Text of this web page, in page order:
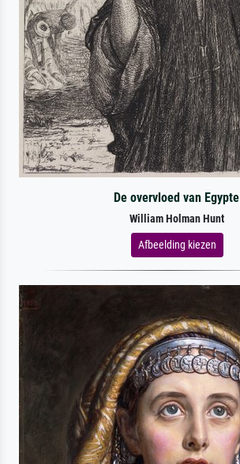
De overvloed van Egypte
William Holman Hunt
Afbeelding kiezen